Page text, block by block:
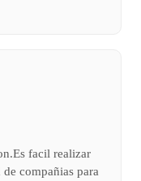
facil realizar
compañias para